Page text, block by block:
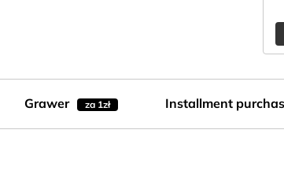
Grawer za 1zł Installment